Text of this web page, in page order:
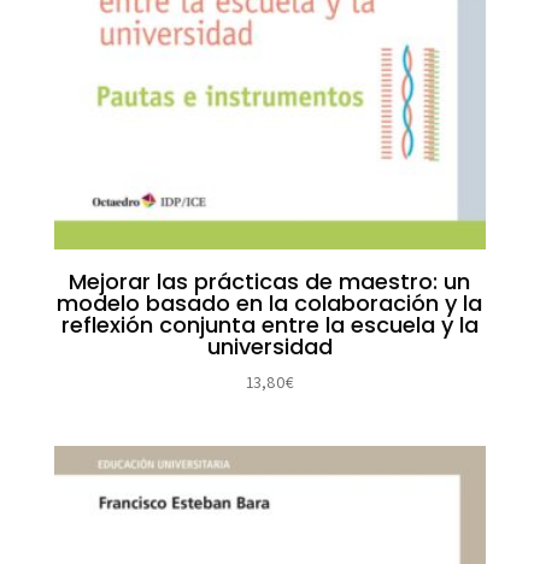
Mejorar las prácticas de maestro: un
modelo basado en la colaboración y la
reflexión conjunta entre la escuela y la
universidad
13,80€